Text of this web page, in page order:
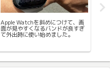
Apple Watchを斜めにつけて、画
面が見やすくなるバンドが良すぎ
て外出時に使い始めました。